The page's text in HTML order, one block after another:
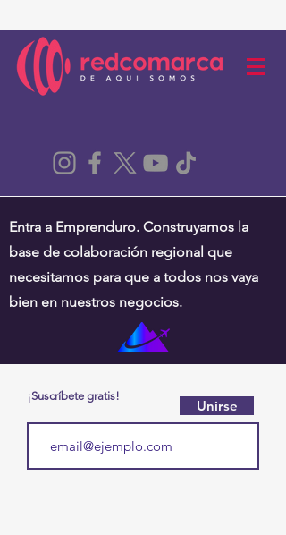
Entra a Emprenduro. Construyamos la
base de colaboración regional que
necesitamos para que a todos nos vaya
bien en nuestros negocios.
¡Suscríbete gratis!
Unirse